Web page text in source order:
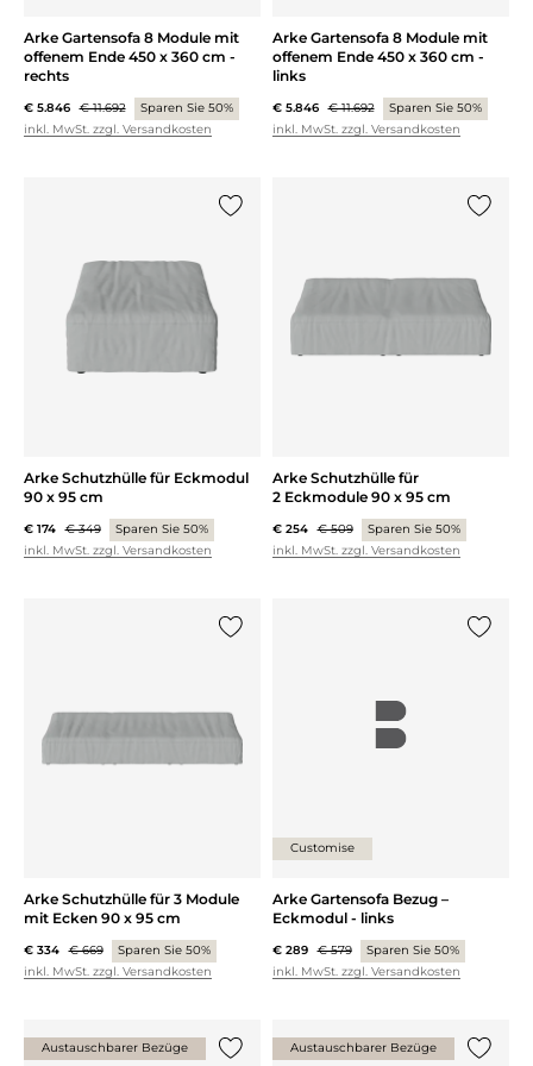
Arke Gartensofa 8 Module mit
offenem Ende 450 x 360 cm -
rechts
€ 5.846 € 11.692
Sparen Sie 50%
inkl. MwSt. zzgl. Versandkosten
Arke Gartensofa 8 Module mit
offenem Ende 450 x 360 cm -
links
€ 5.846 € 11.692
Sparen Sie 50%
inkl. MwSt. zzgl. Versandkosten
Arke Schutzhülle für Eckmodul
90 x 95 cm
€ 174 € 349
Sparen Sie 50%
inkl. MwSt. zzgl. Versandkosten
Arke Schutzhülle für
2 Eckmodule 90 x 95 cm
€ 254 € 509
Sparen Sie 50%
inkl. MwSt. zzgl. Versandkosten
Arke Schutzhülle für 3 Module
mit Ecken 90 x 95 cm
€ 334 € 669
Sparen Sie 50%
inkl. MwSt. zzgl. Versandkosten
Customise
Arke Gartensofa Bezug –
Eckmodul - links
€ 289 € 579
Sparen Sie 50%
inkl. MwSt. zzgl. Versandkosten
Austauschbarer Bezüge Austauschbarer Bezüge